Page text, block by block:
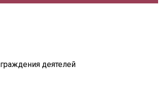
деятелей